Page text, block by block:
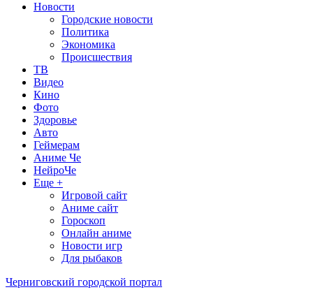
Новости
Городские новости
Политика
Экономика
Происшествия
ТВ
Видео
Кино
Фото
Здоровье
Авто
Геймерам
Аниме Че
НейроЧе
Еще +
Игровой сайт
Аниме сайт
Гороскоп
Онлайн аниме
Новости игр
Для рыбаков
Черниговский городской портал